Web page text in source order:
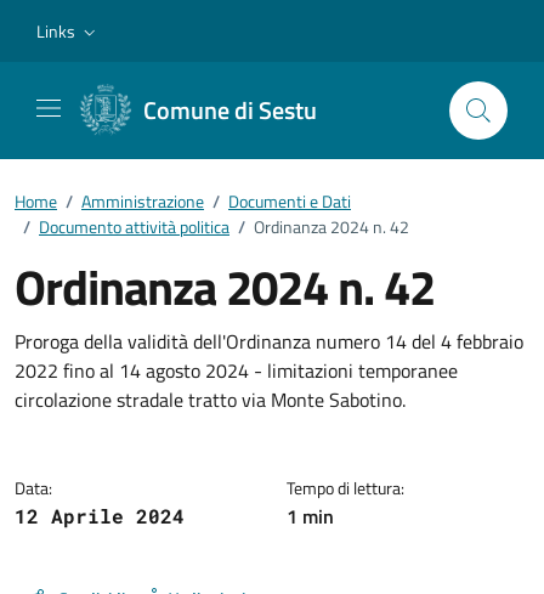
Links
Comune di Sestu
Home / Amministrazione / Documenti e Dati
/ Documento attività politica / Ordinanza 2024 n. 42
Ordinanza 2024 n. 42
Dettagli del documento
Proroga della validità dell'Ordinanza numero 14 del 4 febbraio
2022 fino al 14 agosto 2024 - limitazioni temporanee
circolazione stradale tratto via Monte Sabotino.
Data:
12 Aprile 2024
Tempo di lettura:
1 min